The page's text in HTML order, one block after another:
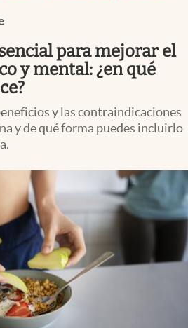
para mejorar el
y mental: ¿en qué
y las contraindicaciones
y de qué forma puedes incluirlo